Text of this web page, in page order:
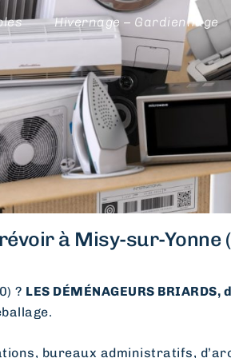
Hivernage – Gardiennage
à Misy-sur-Yonne
? LES DÉMÉNAGEURS
bureaux administratifs,